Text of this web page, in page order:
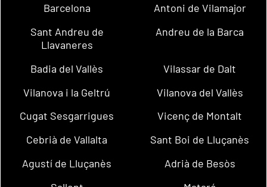
Barcelona
Antoni de Vilamajor
Sant Andreu de
Llavaneres
Andreu de la Barca
Badia del Vallès
Vilassar de Dalt
Vilanova i la Geltrú
Vilanova del Vallès
Cugat Sesgarrigues
Vicenç de Montalt
Cebrià de Vallalta
Sant Boi de Lluçanès
Agustí de Lluçanès
Adrià de Besòs